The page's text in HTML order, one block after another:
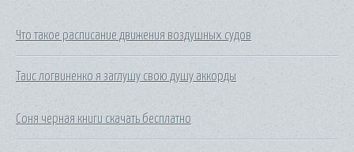
Что такое расписание движения воздушных судов
Таис логвиненко я заглушу свою душу аккорды
Соня черная книги скачать бесплатно